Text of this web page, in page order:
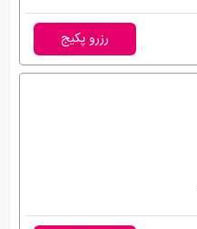
رزرو پکیج